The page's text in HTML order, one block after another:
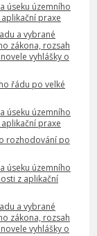
úseku územního
praxe
a vybrané
zákona, rozsah
vyhlášky o
řádu po velké
úseku územního
praxe
rozhodování po
úseku územního
z aplikační
a vybrané
zákona, rozsah
vyhlášky o